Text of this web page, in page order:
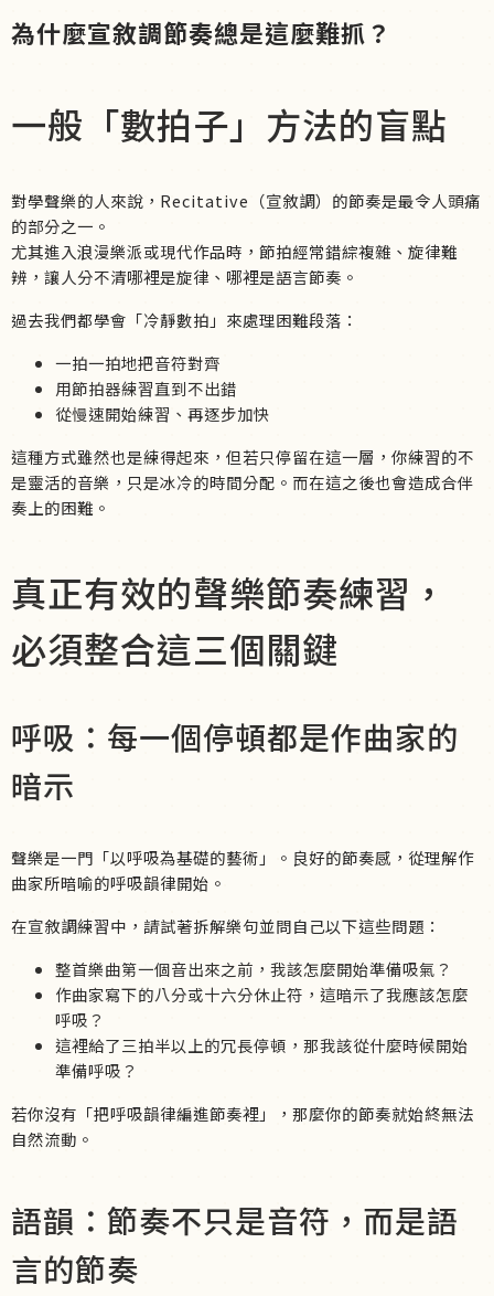
為什麼宣敘調節奏總是這麼難抓？
一般「數拍子」方法的盲點
對學聲樂的人來說，Recitative（宣敘調）的節奏是最令人頭痛
的部分之一。
尤其進入浪漫樂派或現代作品時，節拍經常錯綜複雜、旋律難
辨，讓人分不清哪裡是旋律、哪裡是語言節奏。
過去我們都學會「冷靜數拍」來處理困難段落：
一拍一拍地把音符對齊
用節拍器練習直到不出錯
從慢速開始練習、再逐步加快
這種方式雖然也是練得起來，但若只停留在這一層，你練習的不
是靈活的音樂，只是冰冷的時間分配。而在這之後也會造成合伴
奏上的困難。
真正有效的聲樂節奏練習，
必須整合這三個關鍵
呼吸：每一個停頓都是作曲家的
暗示
聲樂是一門「以呼吸為基礎的藝術」。良好的節奏感，從理解作
曲家所暗喻的呼吸韻律開始。
在宣敘調練習中，請試著拆解樂句並問自己以下這些問題：
整首樂曲第一個音出來之前，我該怎麼開始準備吸氣？
作曲家寫下的八分或十六分休止符，這暗示了我應該怎麼
呼吸？
這裡給了三拍半以上的冗長停頓，那我該從什麼時候開始
準備呼吸？
若你沒有「把呼吸韻律編進節奏裡」，那麼你的節奏就始終無法
自然流動。
語韻：節奏不只是音符，而是語
言的節奏